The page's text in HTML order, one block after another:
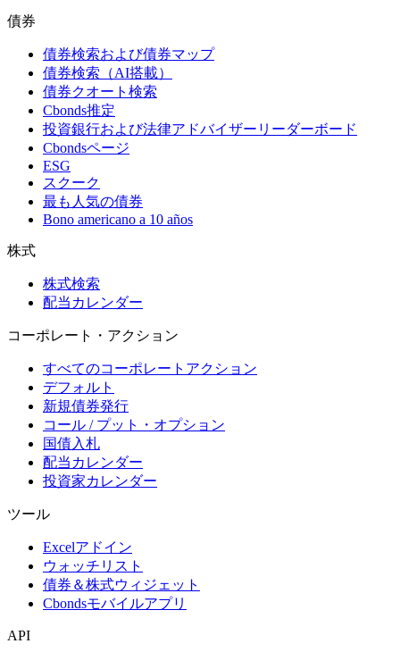
債券
債券検索および債券マップ
債券検索（AI搭載）
債券クオート検索
Cbonds推定
投資銀行および法律アドバイザーリーダーボード
Cbondsページ
ESG
スクーク
最も人気の債券
Bono americano a 10 años
株式
株式検索
配当カレンダー
コーポレート・アクション
すべてのコーポレートアクション
デフォルト
新規債券発行
コール / プット・オプション
国債入札
配当カレンダー
投資家カレンダー
ツール
Excelアドイン
ウォッチリスト
債券＆株式ウィジェット
Cbondsモバイルアプリ
API